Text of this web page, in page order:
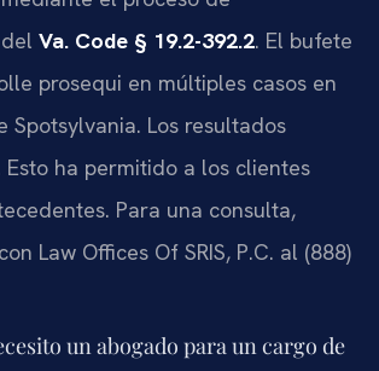
Va. Code § 19.2-392.2. El bufete
prosequi en múltiples casos en
Spotsylvania. Los resultados
Esto ha permitido a los clientes
Para una consulta,
Law Offices Of SRIS, P.C. al (888)
un abogado para un cargo de